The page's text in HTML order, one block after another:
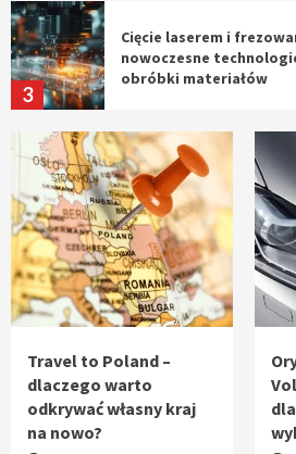
3
Cięcie laserem i
nowoczesne
obróbki materiałów
4
Czy sztuczna
geodety w przyszłości?
5
Tworzenie aplikacji
powstają nowoczesne
Travel to Poland –
własny kraj na nowo?
Travel to Poland –
dlaczego warto
odkrywać własny kraj
na nowo?